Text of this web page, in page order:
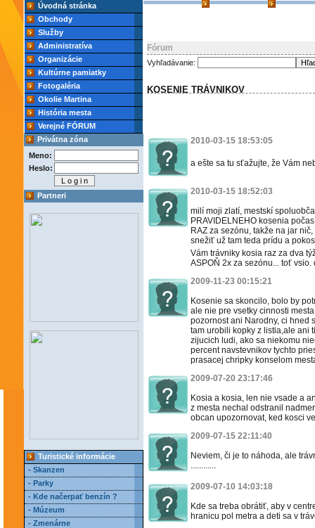
Úvodná stránka
Obchody
Služby
Administratíva
Organizácie
Kultúrne pamiatky
Fotogaléria
Okolie Martina
História mesta
Verejné FÓRUM
Privátna zóna
Meno:
Heslo:
Partneri
Turistické informácie
- Skanzen
- Parky
- Kde načerpať benzín ?
- Múzeum
- Zmenárne
Fórum
Vyhľadávanie:
KOSENIE TRÁVNIKOV
2010-03-15 18:53:05
a ešte sa tu sťažujte, že Vám
2010-03-15 18:52:03
milí moji zlatí, mestskí
PRAVIDELNEHO kosenia
RAZ za sezónu, takže na jar
snežiť už tam teda prídu a
Vám trávniky kosia raz za dva
ASPOŇ 2x za sezónu... toť vsio.
2009-11-23 00:15:21
Kosenie sa skoncilo, bolo by
ale nie pre vsetky cinnosti
pozornost ani Narodny, ci hned
tam urobili kopky z listia,ale ani
zijucich ludi, ako sa niekomu
percent navstevnikov tychto
prasacej chripky konselom
2009-07-20 23:17:46
Kosia a kosia, len nie vsade a
z mesta nechal odstranil
obcan upozornovat, ked kosci
2009-07-15 22:11:40
Neviem, či je to náhoda, ale
............
2009-07-10 14:03:18
Kde sa treba obrátiť, aby v
hranicu pol metra a deti sa v